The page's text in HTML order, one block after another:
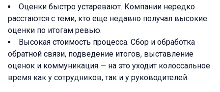
Оценки быстро устаревают. Компании нередко
расстаются с теми, кто еще недавно получал высокие
оценки по итогам ревью.
Высокая стоимость процесса. Сбор и обработка
обратной связи, подведение итогов, выставление
оценок и коммуникация — на это уходит колоссальное
время как у сотрудников, так и у руководителей.